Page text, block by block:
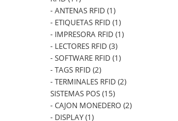
- ANTENAS RFID (1)
- ETIQUETAS RFID (1)
- IMPRESORA RFID (1)
- LECTORES RFID (3)
- SOFTWARE RFID (1)
- TAGS RFID (2)
- TERMINALES RFID (2)
SISTEMAS POS (15)
- CAJON MONEDERO (2)
- DISPLAY (1)